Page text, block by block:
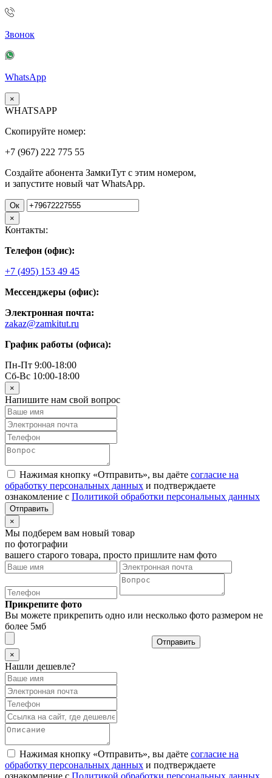
Звонок
WhatsApp
×
WHATSAPP
Скопируйте номер:
+7 (967) 222 775 55
Создайте абонента ЗамкиТут с этим номером,
и запустите новый чат WhatsApp.
Ок
×
Контакты:
Телефон (офис):
+7 (495) 153 49 45
Мессенджеры (офис):
Электронная почта:
zakaz@zamkitut.ru
График работы (офиса):
Пн-Пт 9:00-18:00
Сб-Вс 10:00-18:00
×
Напишите нам свой вопрос
Нажимая кнопку «Отправить», вы даёте согласие на
обработку персональных данных и подтверждаете
ознакомление с Политикой обработки персональных данных
×
Мы подберем вам новый товар
по фотографии
вашего старого товара, просто пришлите нам фото
Прикрепите фото
Вы можете прикрепить одно или несколько фото размером не
более 5мб
Отправить
×
Нашли дешевле?
Нажимая кнопку «Отправить», вы даёте согласие на
обработку персональных данных и подтверждаете
ознакомление с Политикой обработки персональных данных